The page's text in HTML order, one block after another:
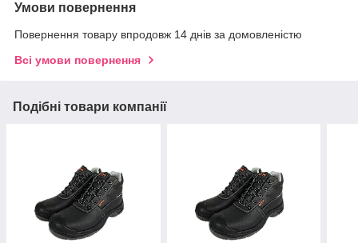
Умови повернення
Повернення товару впродовж 14 днів за домовленістю
Всі умови повернення
Подібні товари компанії